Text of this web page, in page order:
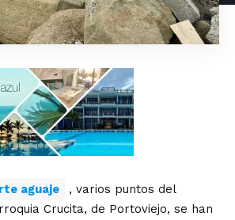
aguaje
, varios puntos del
Crucita, de Portoviejo, se han